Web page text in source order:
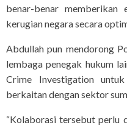
benar-benar memberikan
kerugian negara secara
Abdullah pun mendorong
lembaga penegak hukum
Crime Investigation
berkaitan dengan sektor
“Kolaborasi tersebut perlu